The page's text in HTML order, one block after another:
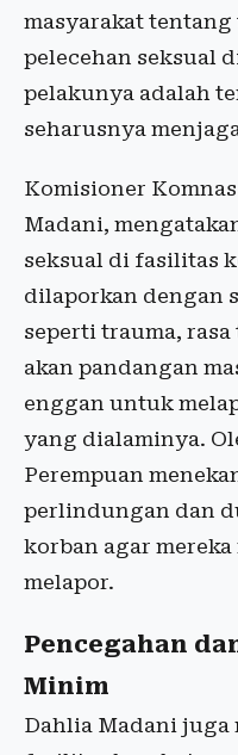
masyarakat
pelecehan seksual
pelakunya adalah
seharusnya
Komisioner
Madani,
seksual di fasilitas
dilaporkan dengan
seperti trauma,
akan pandangan
enggan untuk
yang dialaminya.
Perempuan
perlindungan dan
korban agar
melapor.
Pencegahan
Minim
Dahlia Madani